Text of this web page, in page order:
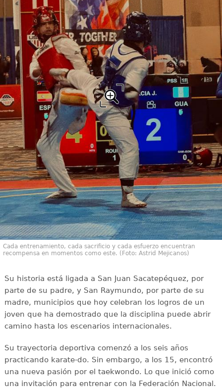
Cada entrenamiento, cada sacrificio y cada esfuerzo encuentran
recompensa en momentos como este. (Foto: Astrid Mejicanos)
Su historia está ligada a San Juan Sacatepéquez, por
parte de su padre, y San Raymundo, por parte de su
madre, municipios que hoy celebran los logros de un
joven que ha demostrado que la disciplina puede abrir
camino hasta los escenarios internacionales.
Su trayectoria deportiva comenzó a los seis años
practicando karate-do. Sin embargo, a los 15, encontró
una nueva pasión por el taekwondo. Lo que inició como
una invitación para entrenar con la Federación Nacional.